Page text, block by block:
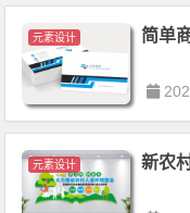
元素设计 简单
元素设计 新农